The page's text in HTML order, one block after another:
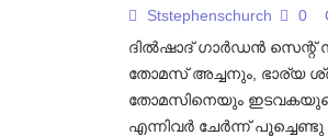
Ststephenschurch 0
ദിൽഷാദ് ഗാർഡൻ
തോമസ് അച്ചനും, ഭാര്യ
തോമസിനെയും
എന്നിവർ ചേർന്ന്